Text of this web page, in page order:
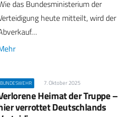
das Bundesministerium der
heute mitteilt, wird der
BUNDESWEHR 7. Oktober 2025
Heimat der Truppe –
verrottet Deutschlands